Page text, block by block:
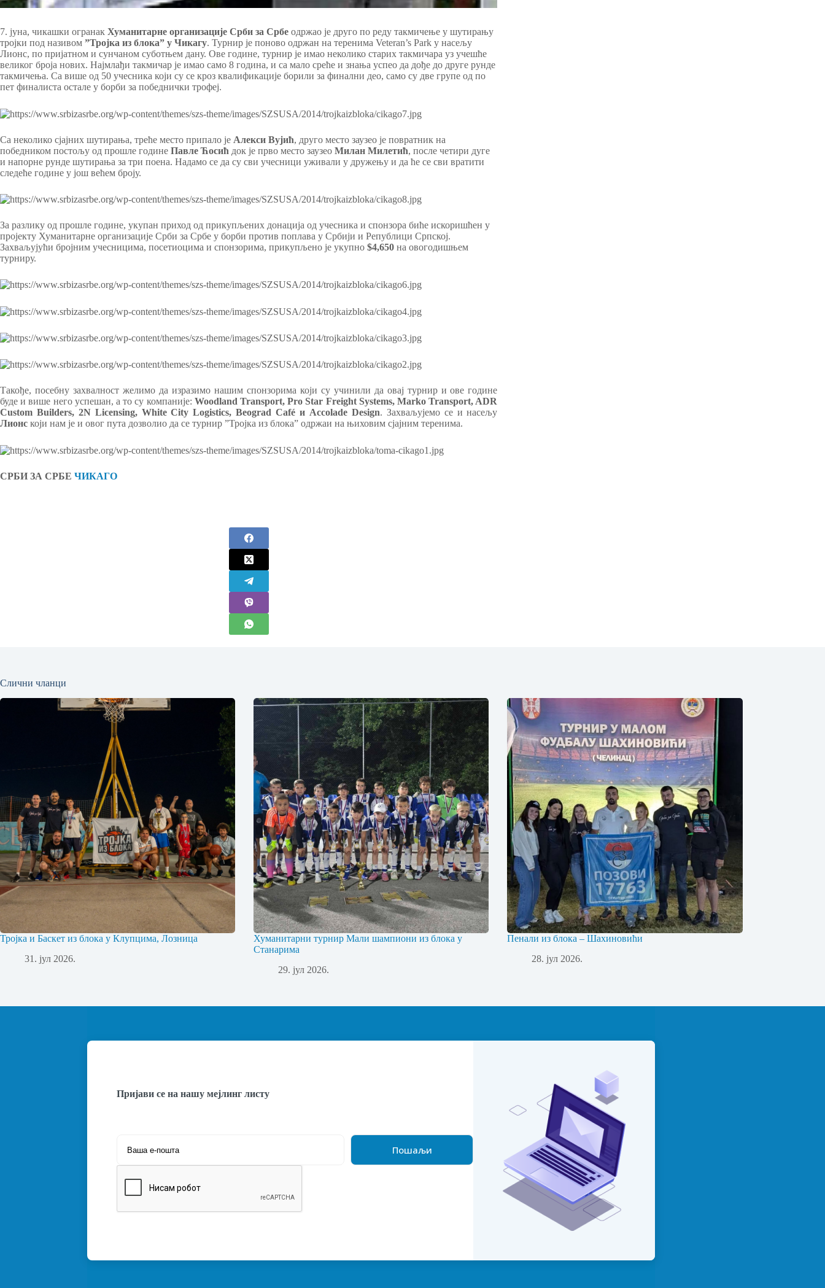
7. јуна, чикашки огранак Хуманитарне организације Срби за Србе одржао је друго по реду такмичење у шутирању
тројки под називом ”Тројка из блока” у Чикагу. Турнир је поново одржан на теренима Veteran’s Park у насељу
Лионс, по пријатном и сунчаном суботњем дану. Ове године, турнир је имаo неколико старих такмичара уз учешће
великог броја нових. Најмлађи такмичар је имао само 8 година, и са мало среће и знања успео да дође до друге рунде
такмичења. Са више од 50 учесника који су се кроз квалификације борили за финални део, само су две групе од по
пет финалиста остале у борби за победнички трофеј.
Са неколико сјајних шутирања, треће место припало је Алекси Вујић, друго место заузео је повратник на
победником постољу од прошле године Павле Ћосић док је прво место заузео Милан Милетић, после четири дуге
и напорне рунде шутирања за три поена. Надамо се да су сви учесници уживали у дружењу и да ће се сви вратити
следеће године у још већем броју.
За разлику од прошле године, укупан приход од прикупљених донација од учесника и спонзора биће искоришћен у
пројекту Хуманитарне организације Срби за Србе у борби против поплава у Србији и Републици Српској.
Захваљујући бројним учесницима, посетиоцима и спонзорима, прикупљено је укупно $4,650 на овогодишњем
турниру.
Такође, посебну захвалност желимо да изразимо нашим спонзорима који су учинили да овај турнир и ове године
буде и више него успешан, а то су компаније: Woodland Transport, Pro Star Freight Systems, Marko Transport, ADR
Custom Builders, 2N Licensing, White City Logistics, Beograd Café и Accolade Design. Захваљујемо се и насељу
Лионс који нам је и овог пута дозволио да се турнир ”Тројка из блока” одржаи на њиховим сјајним теренима.
СРБИ ЗА СРБЕ ЧИКАГО
Слични чланци
Тројка и Баскет из блока у Клупцима, Лозница
31. јул 2026.
Хуманитарни турнир Мали шампиони из блока у
Станарима
29. јул 2026.
Пенали из блока – Шахиновићи
28. јул 2026.
Пријави се на нашу мејлинг листу